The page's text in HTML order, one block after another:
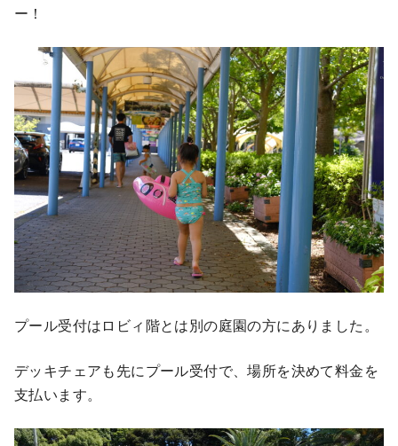
ー！
プール受付はロビィ階とは別の庭園の方にありました。
デッキチェアも先にプール受付で、場所を決めて料金を
支払います。